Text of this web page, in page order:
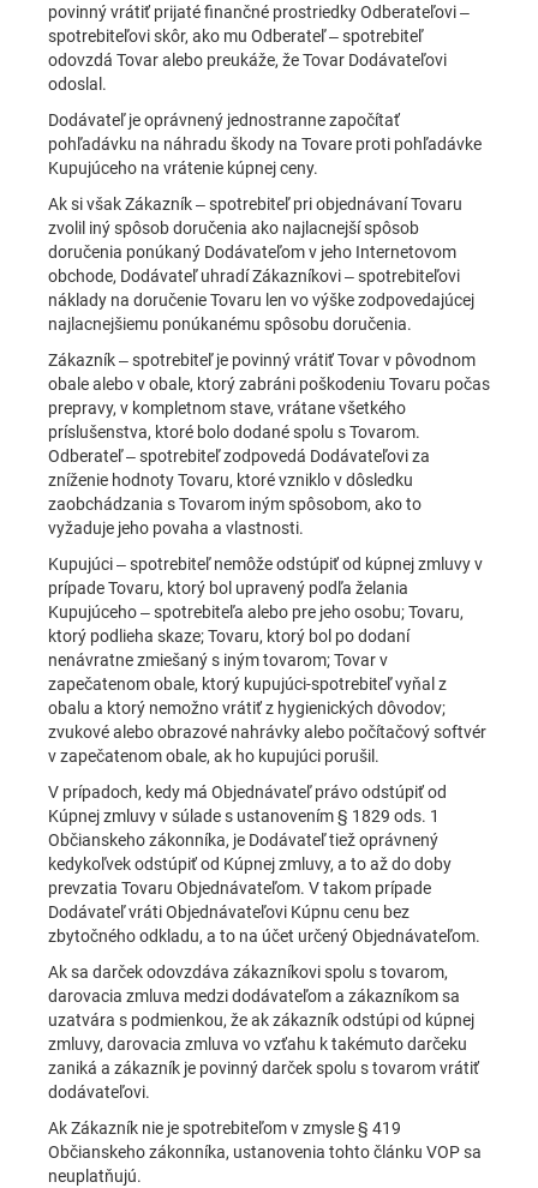
povinný vrátiť prijaté finančné prostriedky Odberateľovi –
spotrebiteľovi skôr, ako mu Odberateľ – spotrebiteľ
odovzdá Tovar alebo preukáže, že Tovar Dodávateľovi
odoslal.
Dodávateľ je oprávnený jednostranne započítať
pohľadávku na náhradu škody na Tovare proti pohľadávke
Kupujúceho na vrátenie kúpnej ceny.
Ak si však Zákazník – spotrebiteľ pri objednávaní Tovaru
zvolil iný spôsob doručenia ako najlacnejší spôsob
doručenia ponúkaný Dodávateľom v jeho Internetovom
obchode, Dodávateľ uhradí Zákazníkovi – spotrebiteľovi
náklady na doručenie Tovaru len vo výške zodpovedajúcej
najlacnejšiemu ponúkanému spôsobu doručenia.
Zákazník – spotrebiteľ je povinný vrátiť Tovar v pôvodnom
obale alebo v obale, ktorý zabráni poškodeniu Tovaru počas
prepravy, v kompletnom stave, vrátane všetkého
príslušenstva, ktoré bolo dodané spolu s Tovarom.
Odberateľ – spotrebiteľ zodpovedá Dodávateľovi za
zníženie hodnoty Tovaru, ktoré vzniklo v dôsledku
zaobchádzania s Tovarom iným spôsobom, ako to
vyžaduje jeho povaha a vlastnosti.
Kupujúci – spotrebiteľ nemôže odstúpiť od kúpnej zmluvy v
prípade Tovaru, ktorý bol upravený podľa želania
Kupujúceho – spotrebiteľa alebo pre jeho osobu; Tovaru,
ktorý podlieha skaze; Tovaru, ktorý bol po dodaní
nenávratne zmiešaný s iným tovarom; Tovar v
zapečatenom obale, ktorý kupujúci-spotrebiteľ vyňal z
obalu a ktorý nemožno vrátiť z hygienických dôvodov;
zvukové alebo obrazové nahrávky alebo počítačový softvér
v zapečatenom obale, ak ho kupujúci porušil.
V prípadoch, kedy má Objednávateľ právo odstúpiť od
Kúpnej zmluvy v súlade s ustanovením § 1829 ods. 1
Občianskeho zákonníka, je Dodávateľ tiež oprávnený
kedykoľvek odstúpiť od Kúpnej zmluvy, a to až do doby
prevzatia Tovaru Objednávateľom. V takom prípade
Dodávateľ vráti Objednávateľovi Kúpnu cenu bez
zbytočného odkladu, a to na účet určený Objednávateľom.
Ak sa darček odovzdáva zákazníkovi spolu s tovarom,
darovacia zmluva medzi dodávateľom a zákazníkom sa
uzatvára s podmienkou, že ak zákazník odstúpi od kúpnej
zmluvy, darovacia zmluva vo vzťahu k takémuto darčeku
zaniká a zákazník je povinný darček spolu s tovarom vrátiť
dodávateľovi.
Ak Zákazník nie je spotrebiteľom v zmysle § 419
Občianskeho zákonníka, ustanovenia tohto článku VOP sa
neuplatňujú.